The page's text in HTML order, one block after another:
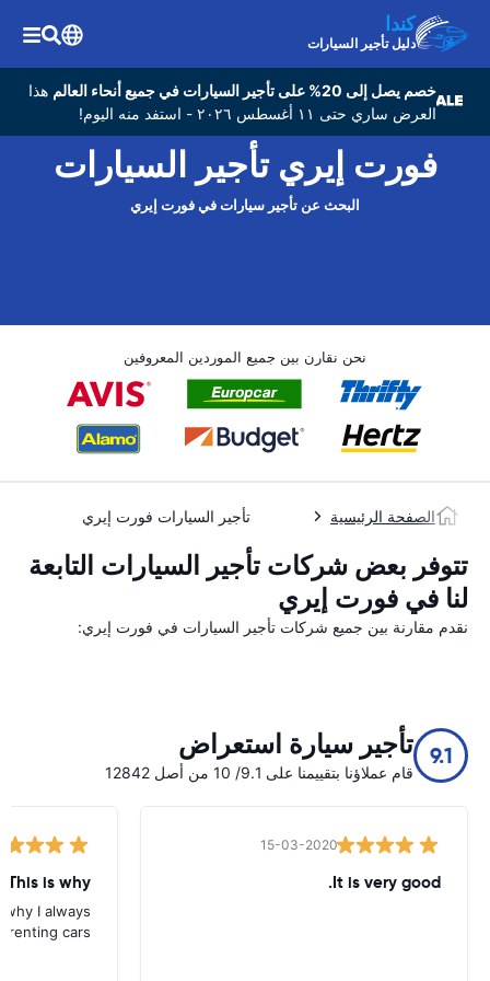
كندا
دليل تأجير السيارات
خصم يصل إلى 20% على تأجير السيارات في جميع أنحاء العالم
هذا
العرض ساري حتى ١١ أغسطس ٢٠٢٦ - استفد منه اليوم!
فورت إيري تأجير السيارات
البحث عن تأجير سيارات في فورت إيري
نحن نقارن بين جميع الموردين المعروفين
الصفحة الرئيسية تأجير السيارات فورت إيري
تتوفر بعض شركات تأجير السيارات التابعة
لنا في فورت إيري
نقدم مقارنة بين جميع شركات تأجير السيارات في فورت إيري:
9.1 تأجير سيارة استعراض
قام عملاؤنا بتقييمنا على 9.1/ 10 من أصل 12842
15-03-2020
It is very good.
This is why
I always
cars.